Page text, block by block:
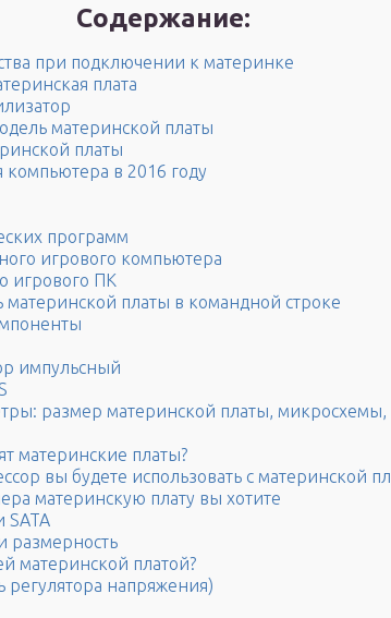
Содержание:
при подключении к материнке
плата
материнской платы
платы
в 2016 году
программ
игрового компьютера
игрового ПК
материнской платы в командной строке
импульсный
размер материнской платы,
материнские платы?
вы будете использовать с материнской
материнскую плату вы хотите
SATA
размерность
материнской платой?
регулятора напряжения)